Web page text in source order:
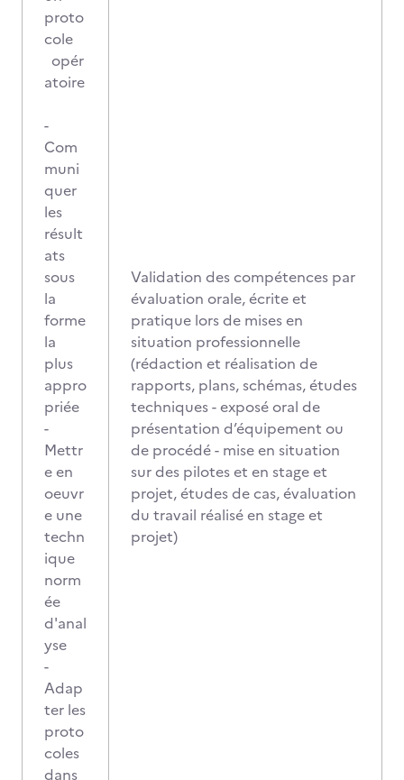
proto
cole
opér
atoire
-
Com
muni
quer
les
résult
ats
sous
la
forme
la
plus
appro
priée
-
Mettr
e en
oeuvr
e une
techn
ique
norm
ée
d'anal
yse
-
Adap
ter les
proto
coles
dans
Validation des compétences par
évaluation orale, écrite et
pratique lors de mises en
situation professionnelle
(rédaction et réalisation de
rapports, plans, schémas, études
techniques - exposé oral de
présentation d’équipement ou
de procédé - mise en situation
sur des pilotes et en stage et
projet, études de cas, évaluation
du travail réalisé en stage et
projet)